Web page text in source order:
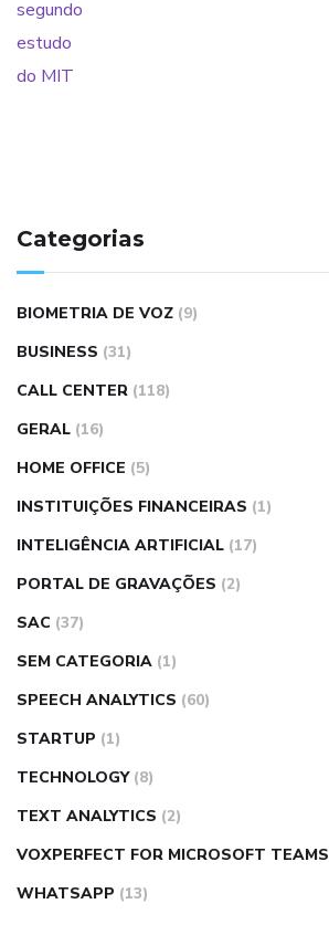
Categorias
BIOMETRIA DE VOZ (9)
BUSINESS (31)
CALL CENTER (118)
GERAL (16)
HOME OFFICE (5)
INSTITUIÇÕES FINANCEIRAS (1)
INTELIGÊNCIA ARTIFICIAL (17)
PORTAL DE GRAVAÇÕES (2)
SAC (37)
SEM CATEGORIA (1)
SPEECH ANALYTICS (60)
STARTUP (1)
TECHNOLOGY (8)
TEXT ANALYTICS (2)
VOXPERFECT FOR MICROSOFT TEAMS
WHATSAPP (13)